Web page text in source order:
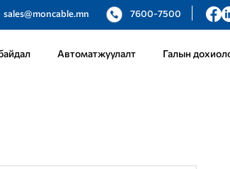
sales@moncable.mn 7600-7500
Автоматжуулалт Галын